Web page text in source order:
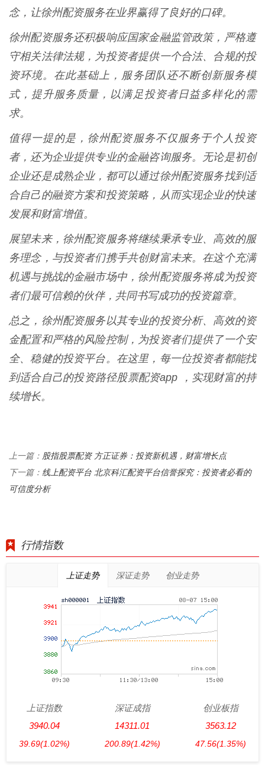
念，让徐州配资服务在业界赢得了良好的口碑。
徐州配资服务还积极响应国家金融监管政策，严格遵
守相关法律法规，为投资者提供一个合法、合规的投
资环境。在此基础上，服务团队还不断创新服务模
式，提升服务质量，以满足投资者日益多样化的需
求。
值得一提的是，徐州配资服务不仅服务于个人投资
者，还为企业提供专业的金融咨询服务。无论是初创
企业还是成熟企业，都可以通过徐州配资服务找到适
合自己的融资方案和投资策略，从而实现企业的快速
发展和财富增值。
展望未来，徐州配资服务将继续秉承专业、高效的服
务理念，与投资者们携手共创财富未来。在这个充满
机遇与挑战的金融市场中，徐州配资服务将成为投资
者们最可信赖的伙伴，共同书写成功的投资篇章。
总之，徐州配资服务以其专业的投资分析、高效的资
金配置和严格的风险控制，为投资者们提供了一个安
全、稳健的投资平台。在这里，每一位投资者都能找
到适合自己的投资路径股票配资app ，实现财富的持
续增长。
上一篇： 股指股票配资 方正证券：投资新机遇，财富增长点
下一篇： 线上配资平台 北京科汇配资平台信誉探究：投资者必看的
可信度分析
行情指数
上证走势 深证走势 创业走势
上证指数
3940.04
39.69(1.02%)
深证成指
14311.01
200.89(1.42%)
创业板指
3563.12
47.56(1.35%)